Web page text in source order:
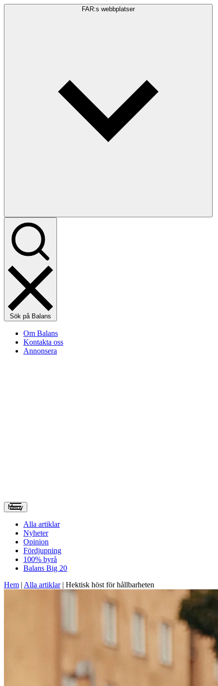
FAR:s webbplatser
Sök på Balans
Om Balans
Kontakta oss
Annonsera
Meny
Alla artiklar
Nyheter
Opinion
Fördjupning
100% byrå
Balans Big 20
Hem | Alla artiklar| Hektisk höst för hållbarheten­